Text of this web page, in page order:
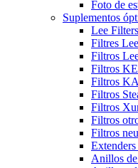
Foto de
Suplementos
Lee
Filtres
Filtros
Filtros
Filtros
Filtros
Filtros
Filtros
Filtros
Anillos